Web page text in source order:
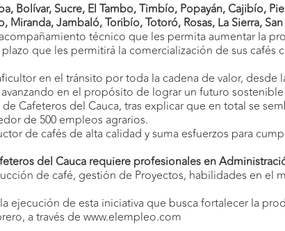
Bolívar, Sucre, El Tambo, Timbío, Popayán, Cajibío,
Jambaló, Toribío, Totoró, Rosas, La Sierra, San
técnico que les permita aumentar la
que les permitirá la comercialización de sus
en el tránsito por toda la cadena de valor, desde
en el propósito de lograr un futuro
Cafeteros del Cauca, tras explicar que en total se
de 500 empleos agrarios.
de cafés de alta calidad y suma esfuerzos para
del Cauca requiere profesionales en
de café, gestión de Proyectos, habilidades en el
ejecución de esta iniciativa que busca fortalecer la
a través dewww.elempleo.com